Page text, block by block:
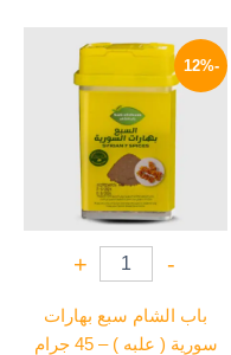
-12%
-
+
باب الشام سبع بهارات
سورية ( علبه ) – 45 جرام
هو:
90 EGP.
79 EGP.